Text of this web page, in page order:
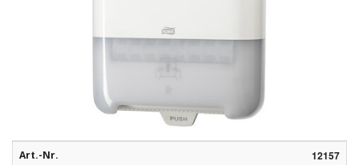
Art.-Nr. 12157